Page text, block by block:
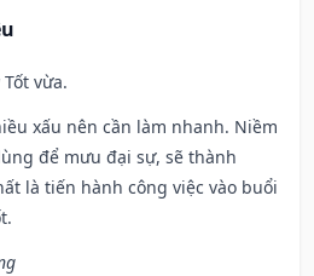
vừa.
xấu nên cần làm nhanh. Niềm
để mưu đại sự, sẽ thành
là tiến hành công việc vào buổi